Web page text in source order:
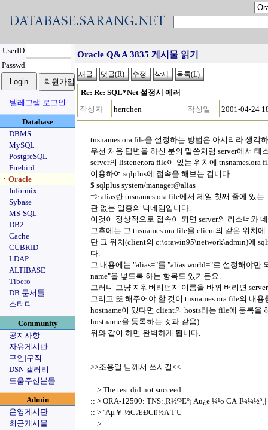
UserID
Passwd
텔레그램 로그인
Database
DBMS
MySQL
PostgreSQL
Firebird
ㆍOracle
Informix
Sybase
MS-SQL
DB2
Cache
CUBRID
LDAP
ALTIBASE
Tibero
DB 문서들
스터디
Community
공지사항
자유게시판
구인|구직
DSN 갤러리
도움주신분들
Admin
운영게시판
최근게시물
Oracle Q&A 3835 게시물 읽기
Re: Re: SQL*Net 설정시 에러
작성자
herrchen 작성일 2001-04-24
tnsnames.ora file을 설정하는 방법은 아시리라 생각
우선 처음 답변을 하신 분의 말씀처럼 server에서 테
server의 listener.ora file이 있는 위치에 tnsnames.ora
이용하여 sqlplus에 접속을 해보는 겁니다.
$ sqlplus system/manager@alias
=> alias란 tnsnames.ora file에서 제일 첫째 줄에 있
관 없는 일종의 닉네임입니다.
이것이 정상적으로 접속이 되면 server의 리스너와
그후에는 그 tnsnames.ora file을 client의 같은 위치
단 그 위치(client의 c:\orawin95\network\admin)에
다.
그 내용에는 "alias="를 "alias.world="로 설정해야만
name"을 넣도록 하는 항목도 있거든요.
그러니 그냥 지워버리던지 이름을 바꿔 버리면
그리고 또 해주어야 할 것이 tnsnames.ora file의 내
hostname이 있다면 client의 hosts라는 file에 등록을
hostname을 등록하는 것과 같음)
위와 같이 하면 완벽하게 됩니다.
>>조용일 님께서 쓰시길<<
:: > The test did not succeed.
:: > ORA-12500: TNS:¸R½º³E°¡ Au¿e ¼­¹o
:: > ´Aμ￥ ½CÆÐCß½A´I´U
:: >